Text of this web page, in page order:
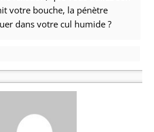
votre bouche, la pénètre
dans votre cul humide ?